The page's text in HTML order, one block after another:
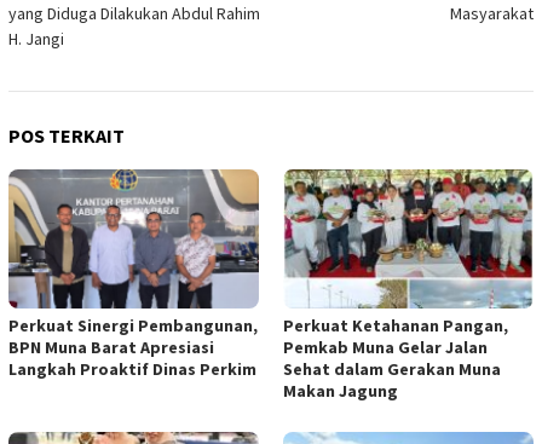
yang Diduga Dilakukan Abdul Rahim
H. Jangi
Masyarakat
POS TERKAIT
Perkuat Sinergi Pembangunan,
BPN Muna Barat Apresiasi
Langkah Proaktif Dinas Perkim
Perkuat Ketahanan Pangan,
Pemkab Muna Gelar Jalan
Sehat dalam Gerakan Muna
Makan Jagung